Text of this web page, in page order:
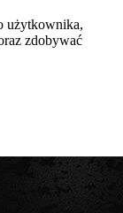
użytkownika,
zdobywać